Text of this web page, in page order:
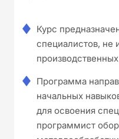
Курс
специалистов,
Программа
начальных
для освоения
программист